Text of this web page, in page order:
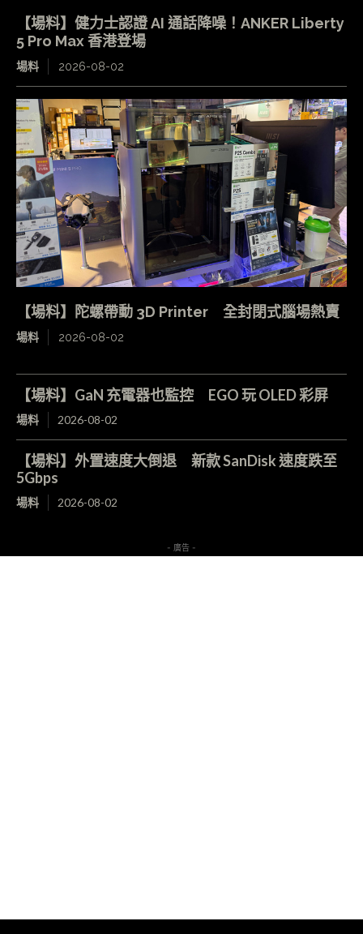
【場料】健力士認證 AI 通話降噪！ANKER Liberty
5 Pro Max 香港登場
場料 2026-08-02
【場料】陀螺帶動 3D Printer 全封閉式腦場熱賣
場料 2026-08-02
【場料】GaN 充電器也監控 EGO 玩 OLED 彩屏
場料 2026-08-02
【場料】外置速度大倒退 新款 SanDisk 速度跌至
5Gbps
場料 2026-08-02
- 廣告 -